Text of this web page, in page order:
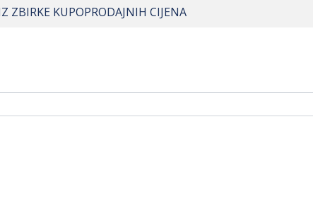
ZBIRKE KUPOPRODAJNIH CIJENA